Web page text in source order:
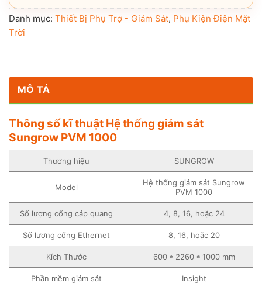
Danh mục: Thiết Bị Phụ Trợ - Giám Sát, Phụ Kiện Điện Mặt
Trời
MÔ TẢ
Thông số kĩ thuật Hệ thống giám sát
Sungrow PVM 1000
Thương hiệu SUNGROW
Model
Hệ thống giám sát Sungrow
PVM 1000
Số lượng cổng cáp quang 4, 8, 16, hoặc 24
Số lượng cổng Ethernet 8, 16, hoặc 20
Kích Thước 600 * 2260 * 1000 mm
Phần mềm giám sát Insight